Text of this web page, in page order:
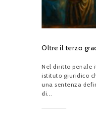
Oltre il terzo
Nel diritto penale
istituto giuridico
una sentenza
di...